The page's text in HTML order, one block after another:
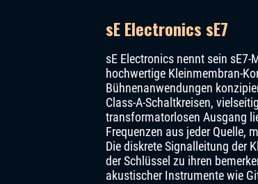
sE Electronics sE7
sE Electronics nennt sein
hochwertige Kleinmembran-
Bühnenanwendungen
Class-A-Schaltkreisen,
transformatorlosen Ausgang
Frequenzen aus jeder Quelle,
Die diskrete Signalleitung der
der Schlüssel zu ihren
akustischer Instrumente wie